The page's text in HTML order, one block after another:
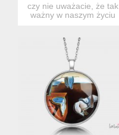
czy nie uważacie, że tak
ważny w naszym życiu